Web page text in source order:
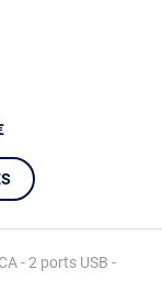
- 2 ports USB -